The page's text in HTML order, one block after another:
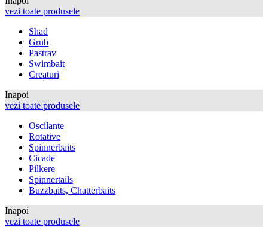
vezi toate produsele
Shad
Grub
Pastrav
Swimbait
Creaturi
Inapoi
vezi toate produsele
Oscilante
Rotative
Spinnerbaits
Cicade
Pilkere
Spinnertails
Buzzbaits, Chatterbaits
Inapoi
vezi toate produsele